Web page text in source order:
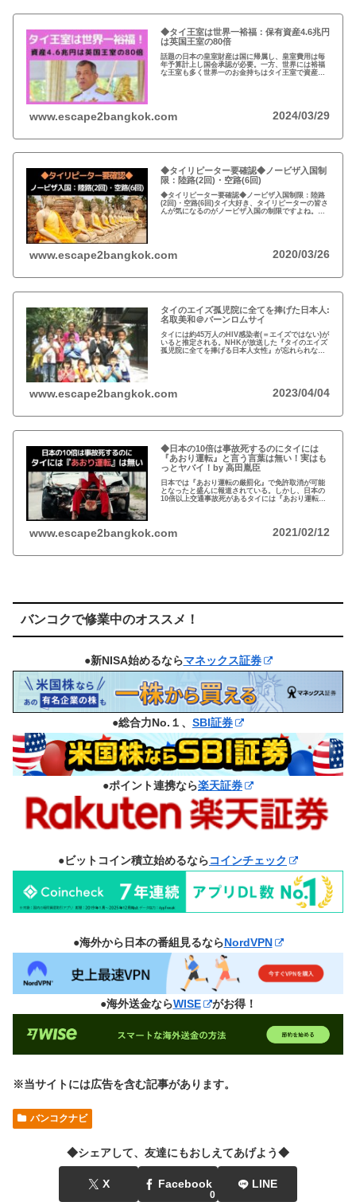
◆タイ王室は世界一裕福：保有資産4.6兆円
は英国王室の80倍
話題の日本の皇室財産は国に帰属し、皇室費用は毎
年予算計上し国会承認が必要。一方、世界には裕福
な王室も多く世界一のお金持ちはタイ王室で資産は
www.escape2bangkok.com 2024/03/29
◆タイリピーター要確認◆ノービザ入国制
限：陸路(2回)・空路(6回)
◆タイリピーター要確認◆ノービザ入国制限：陸路
(2回)・空路(6回)タイ大好き、タイリピーターの皆さ
んが気になるのがノービザ入国の制限ですよね。近
www.escape2bangkok.com 2020/03/26
タイのエイズ孤児院に全てを捧げた日本人:
名取美和＠バーンロムサイ
タイには約45万人のHIV感染者(＝エイズではない)が
いると推定される。NHKが放送した『タイのエイズ
孤児院に全てを捧げる日本人女性』が忘れられな
www.escape2bangkok.com 2023/04/04
◆日本の10倍は事故死するのにタイには
『あおり運転』と言う言葉は無い！実はも
っとヤバイ！by 高田胤臣
日本では『あおり運転の厳罰化』で免許取消が可能
となったと盛んに報道されている。しかし、日本の
10倍以上交通事故死があるタイには『あおり運転』
www.escape2bangkok.com 2021/02/12
バンコクで修業中のオススメ！
●新NISA始めるならマネックス証券
●総合力No.１、 SBI証券
●ポイント連携なら楽天証券
●ビットコイン積立始めるならコインチェック
●海外から日本の番組見るならNordVPN
●海外送金ならWISE がお得！
※当サイトには広告を含む記事があります。
バンコクナビ
◆シェアして、友達にもおしえてあげよう◆
X Facebook
0
LINE